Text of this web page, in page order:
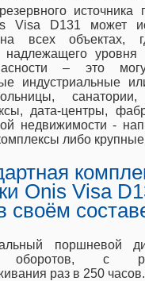
источника
Visa D131 может
всех объектах,
надлежащего уровня
– это
индустриальные
дата-центры,
недвижимости -
либо
Onis Visa
своём
поршневой
оборотов, с
раз в 250 часов.